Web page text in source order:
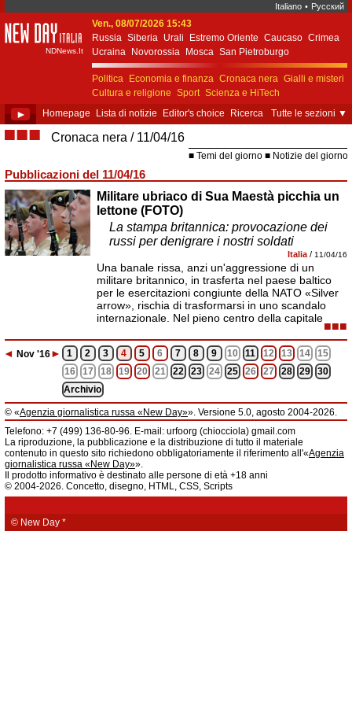
Italiano • Русский
New Day Italia
NDNews.It
Ven., 08/07/2026 15:43
Russia Siberia Urali Estremo Oriente Caucaso Crimea
Ucraina
Novorossia Mosca San Pietroburgo
Ekaterinburgo Kiev Simferopol
Sebastopoli
Politica
Economia e finanza Cronaca nera Gialli e misteri
Cultura e religione Sport Scienza e HiTech
Costume e società
Unione Europea
► Homepage Lista di notizie Editor's choice Ricerca Tutte le sezioni ▼
■■■ Cronaca nera 11/04/16
Temi del giorno Notizie del giorno
Pubblicazioni del 11/04/16
Militare ubriaco di Sua Maestà picchia un
lettone (FOTO)
La stampa britannica: provocazione dei
russi per denigrare i nostri soldati
Italia / 11/04/16
Una banale rissa, anzi un'aggressione di un
militare britannico, in trasferta nel paese baltico
per le esercitazioni congiunte della NATO «Silver
arrow», rischia di trasformarsi in uno scandalo
internazionale. Nel pieno centro della capitale
■■■
◄ Nov '16► 1 2 3 4 5 6 7 8 9 10 11 12 13 14
15
16
17 18 19 20 21 22 23 24 25 26 27 28 29
30
Archivio
© «Agenzia giornalistica russa «New Day»». Versione 5.0, agosto 2004-2026.
Informazioni
Agenzia giornalistica russa «New Day» registrata dal Servizio federale di
telecomunicazioni, tecnologie informatiche e mass media della Federazione
Russa. Certificato di registrazione dei mass media: EL № FS 77 - 61044 del 5
marzo 2015.
Fondatore: «New Day» S.r.l., indirizzo di redazione: 620014, città di
Ekaterinburgo, via Radišev, pal.6, scala «А», uff. 1104.
fornisce informazioni.
Telefono: +7 (499) 136-80-96. E-mail: urfoorg (chiocciola) gmail.com
La riproduzione, la pubblicazione e la distribuzione di tutto il materiale
contenuto in questo sito richiedono obbligatoriamente il riferimento all'«Agenzia
giornalistica russa «New Day»».
Il prodotto informativo è destinato alle persone di età +18 anni
© 2004-2026. Concetto, disegno, HTML, CSS, Scripts
© New Day *